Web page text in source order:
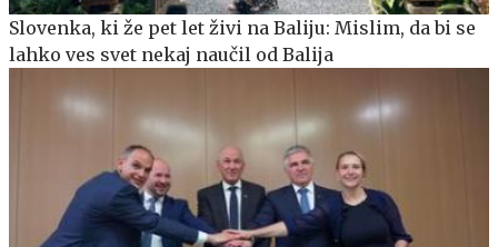
Slovenka, ki že pet let živi na Baliju: Mislim, da bi se
lahko ves svet nekaj naučil od Balija